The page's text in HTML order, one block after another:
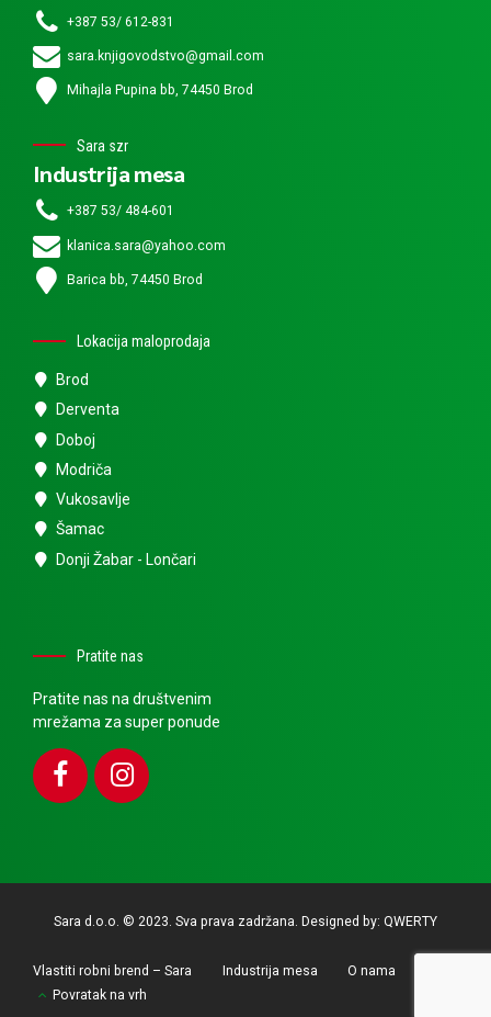
+387 53/ 612-831
sara.knjigovodstvo@gmail.com
Mihajla Pupina bb, 74450 Brod
Sara szr
Industrija mesa
+387 53/ 484-601
klanica.sara@yahoo.com
Barica bb, 74450 Brod
Lokacija maloprodaja
Brod
Derventa
Doboj
Modriča
Vukosavlje
Šamac
Donji Žabar - Lončari
Pratite nas
Pratite nas na društvenim
mrežama za super ponude
Sara d.o.o. © 2023. Sva prava zadržana. Designed by: QWERTY
Vlastiti robni brend – Sara Industrija mesa
O nama
Povratak na vrh